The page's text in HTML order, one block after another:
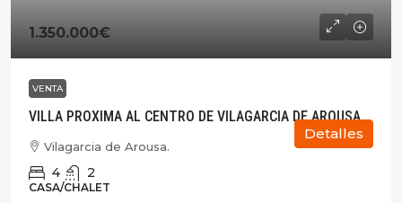
1.350.000€
VENTA
VILLA PROXIMA AL CENTRO DE VILAGARCIA DE AROUSA.
Vilagarcia de Arousa.
4 2
CASA/CHALET
Detalles